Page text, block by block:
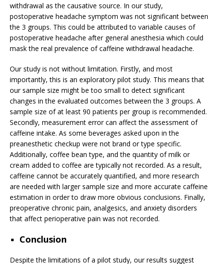
withdrawal as the causative source. In our study,
postoperative headache symptom was not significant between
the 3 groups. This could be attributed to variable causes of
postoperative headache after general anesthesia which could
mask the real prevalence of caffeine withdrawal headache.
Our study is not without limitation. Firstly, and most
importantly, this is an exploratory pilot study. This means that
our sample size might be too small to detect significant
changes in the evaluated outcomes between the 3 groups. A
sample size of at least 90 patients per group is recommended.
Secondly, measurement error can affect the assessment of
caffeine intake. As some beverages asked upon in the
preanesthetic checkup were not brand or type specific.
Additionally, coffee bean type, and the quantity of milk or
cream added to coffee are typically not recorded. As a result,
caffeine cannot be accurately quantified, and more research
are needed with larger sample size and more accurate caffeine
estimation in order to draw more obvious conclusions. Finally,
preoperative chronic pain, analgesics, and anxiety disorders
that affect perioperative pain was not recorded.
Conclusion
Despite the limitations of a pilot study, our results suggest